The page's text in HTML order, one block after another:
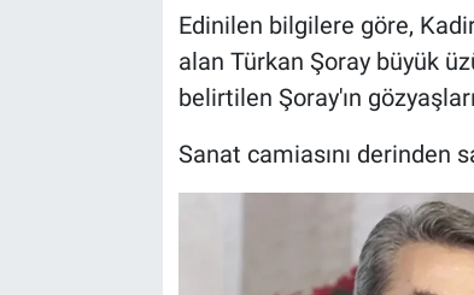
Edinilen bilgilere göre,
alan Türkan Şoray büyük
belirtilen Şoray'ın
Sanat camiasını derinden